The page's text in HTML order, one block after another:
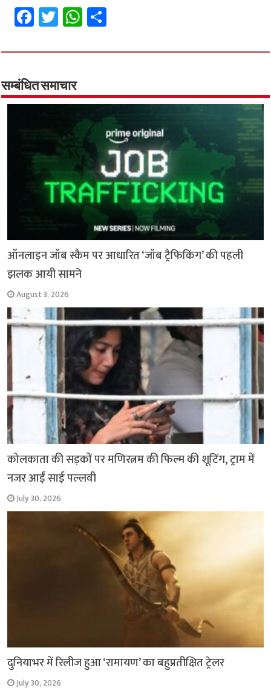
Fa
ce
b
o
o
k
T
wi
tt
er
W
h
at
p
p
ar
सम्बंधित समाचार
ऑनलाइन जॉब स्कैम पर आधारित ‘जॉब ट्रैफिकिंग’ की पहली
झलक आयी सामने
August 3, 2026
कोलकाता की सड़कों पर मणिरत्नम की फिल्म की शूटिंग, ट्राम में
नजर आईं साई पल्लवी
July 30, 2026
दुनियाभर में रिलीज हुआ ‘रामायण’ का बहुप्रतीक्षित ट्रेलर
July 30, 2026